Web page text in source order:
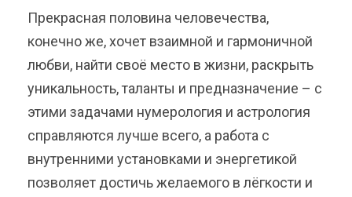
Прекрасная половина человечества,
конечно же, хочет взаимной и гармоничной
любви, найти своё место в жизни, раскрыть
уникальность, таланты и предназначение – с
этими задачами нумерология и астрология
справляются лучше всего, а работа с
внутренними установками и энергетикой
позволяет достичь желаемого в лёгкости и